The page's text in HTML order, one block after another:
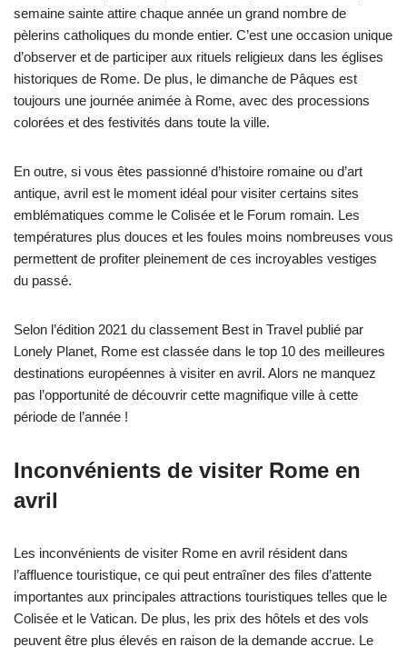
semaine sainte attire chaque année un grand nombre de
pèlerins catholiques du monde entier. C’est une occasion unique
d’observer et de participer aux rituels religieux dans les églises
historiques de Rome. De plus, le dimanche de Pâques est
toujours une journée animée à Rome, avec des processions
colorées et des festivités dans toute la ville.
En outre, si vous êtes passionné d’histoire romaine ou d’art
antique, avril est le moment idéal pour visiter certains sites
emblématiques comme le Colisée et le Forum romain. Les
températures plus douces et les foules moins nombreuses vous
permettent de profiter pleinement de ces incroyables vestiges
du passé.
Selon l’édition 2021 du classement Best in Travel publié par
Lonely Planet, Rome est classée dans le top 10 des meilleures
destinations européennes à visiter en avril. Alors ne manquez
pas l’opportunité de découvrir cette magnifique ville à cette
période de l’année !
Inconvénients de visiter Rome en
avril
Les inconvénients de visiter Rome en avril résident dans
l’affluence touristique, ce qui peut entraîner des files d’attente
importantes aux principales attractions touristiques telles que le
Colisée et le Vatican. De plus, les prix des hôtels et des vols
peuvent être plus élevés en raison de la demande accrue. Le